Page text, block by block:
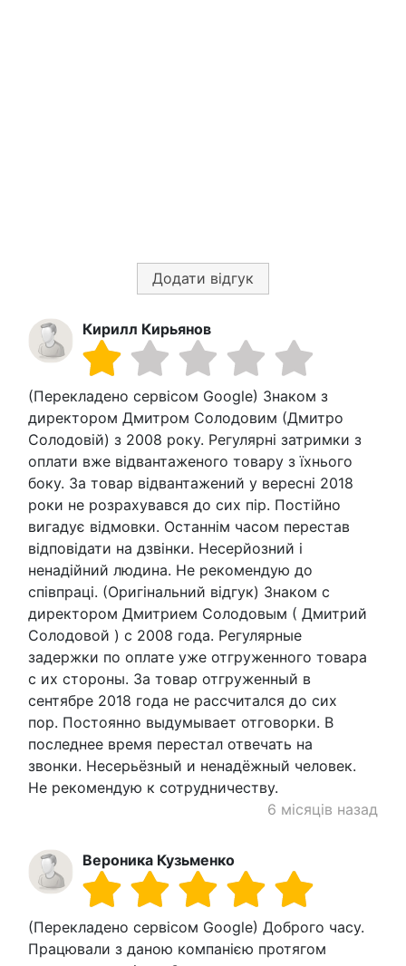
Додати відгук
Кирилл Кирьянов
(Перекладено сервісом Google) Знаком з
директором Дмитром Солодовим (Дмитро
Солодовій) з 2008 року. Регулярні затримки з
оплати вже відвантаженого товару з їхнього
боку. За товар відвантажений у вересні 2018
роки не розрахувався до сих пір. Постійно
вигадує відмовки. Останнім часом перестав
відповідати на дзвінки. Несерйозний і
ненадійний людина. Не рекомендую до
співпраці. (Оригінальний відгук) Знаком с
директором Дмитрием Солодовым ( Дмитрий
Солодовой ) с 2008 года. Регулярные
задержки по оплате уже отгруженного товара
с их стороны. За товар отгруженный в
сентябре 2018 года не рассчитался до сих
пор. Постоянно выдумывает отговорки. В
последнее время перестал отвечать на
звонки. Несерьёзный и ненадёжный человек.
Не рекомендую к сотрудничеству.
6 місяців назад
Вероника Кузьменко
(Перекладено сервісом Google) Доброго часу.
Працювали з даною компанією протягом